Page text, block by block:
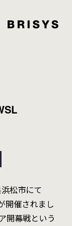
松市にて
開催されまし
開幕戦という